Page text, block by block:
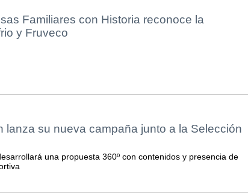
Familiares con Historia reconoce la
y Fruveco
lanza su nueva campaña junto a la Selección
una propuesta 360º con contenidos y presencia de